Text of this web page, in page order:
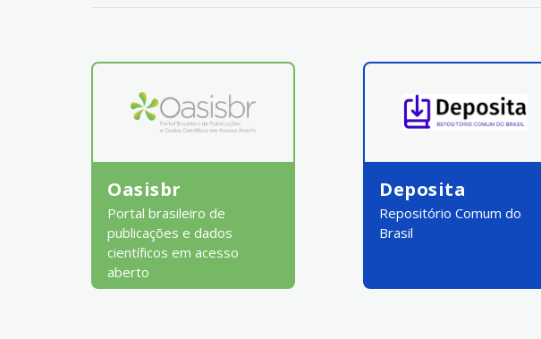
Oasisbr
Portal brasileiro de
publicações e dados
científicos em acesso
aberto
Deposita
Repositório Comum do
Brasil